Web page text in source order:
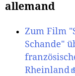
allemand
Zum Film
Schande"
Rheinland